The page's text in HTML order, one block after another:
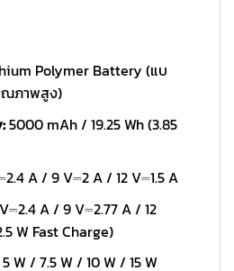
Polymer Battery (แบ
ณภาพสูง)
5000 mAh / 19.25 Wh (3.85
A / 9 V⎓2 A / 12 V⎓1.5 A
A / 9 V⎓2.77 A / 12
W Fast Charge)
W / 7.5 W / 10 W / 15 W